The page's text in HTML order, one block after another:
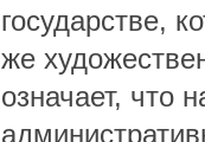
государстве,
же
означает, что